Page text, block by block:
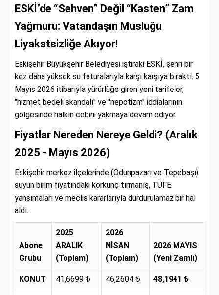
ESKİ’de “Sehven” Değil “Kasten” Zam
Yağmuru: Vatandaşın Musluğu
Liyakatsizliğe Akıyor!
Eskişehir Büyükşehir Belediyesi iştiraki ESKİ, şehri bir
kez daha yüksek su faturalarıyla karşı karşıya bıraktı. 5
Mayıs 2026 itibarıyla yürürlüğe giren yeni tarifeler,
"hizmet bedeli skandalı" ve "nepotizm" iddialarının
gölgesinde halkın cebini yakmaya devam ediyor.
Fiyatlar Nereden Nereye Geldi? (Aralık
2025 - Mayıs 2026)
Eskişehir merkez ilçelerinde (Odunpazarı ve Tepebaşı)
suyun birim fiyatındaki korkunç tırmanış, TÜFE
yansımaları ve meclis kararlarıyla durdurulamaz bir hal
aldı.
Abone
Grubu
2025
ARALIK
(Toplam)
2026
NİSAN
(Toplam)
2026 MAYIS
(Yeni Zamlı)
KONUT 41,6699 ₺ 46,2604 ₺ 48,1941 ₺